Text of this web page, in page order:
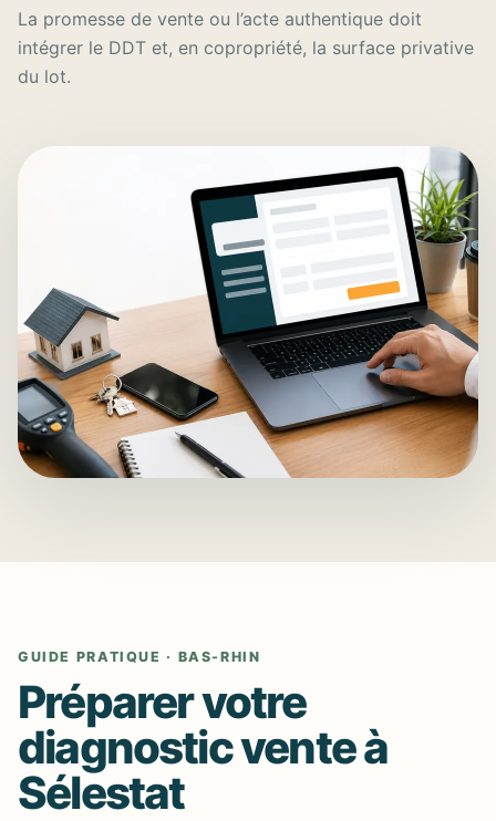
La promesse de vente ou l’acte authentique doit
intégrer le DDT et, en copropriété, la surface privative
du lot.
GUIDE PRATIQUE · BAS-RHIN
Préparer votre
diagnostic vente à
Sélestat